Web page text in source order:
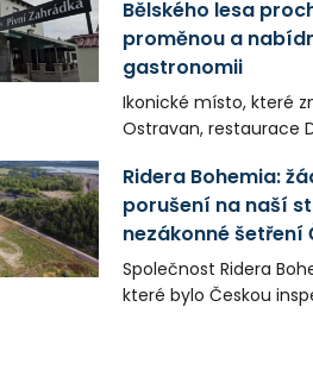
Bělského lesa
proměnou a
gastronomii
Ikonické místo, které
Ostravan, restaurace
společnost Dang
s.r.o. investuje do
milionů korun. Cílem je
Ostravě dva špičkové
koncepty, které v
chyběly, luxusní
Ridera Bohemia:
porušení na naší
nezákonné šetření
Společnost Ridera
které bylo Českou